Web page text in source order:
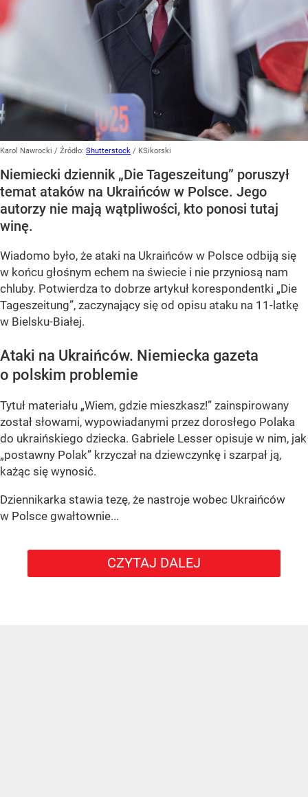
Karol Nawrocki / Źródło: Shutterstock / KSikorski
Niemiecki dziennik „Die Tageszeitung” poruszył
temat ataków na Ukraińców w Polsce. Jego
autorzy nie mają wątpliwości, kto ponosi tutaj
winę.
Wiadomo było, że ataki na Ukraińców w Polsce odbiją się
w końcu głośnym echem na świecie i nie przyniosą nam
chluby. Potwierdza to dobrze artykuł korespondentki „Die
Tageszeitung”, zaczynający się od opisu ataku na 11-latkę
w Bielsku-Białej.
Ataki na Ukraińców. Niemiecka gazeta
o polskim problemie
Tytuł materiału „Wiem, gdzie mieszkasz!” zainspirowany
został słowami, wypowiadanymi przez dorosłego Polaka
do ukraińskiego dziecka. Gabriele Lesser opisuje w nim, jak
„postawny Polak” krzyczał na dziewczynkę i szarpał ją,
każąc się wynosić.
Dziennikarka stawia tezę, że nastroje wobec Ukraińców
w Polsce gwałtownie...
CZYTAJ DALEJ